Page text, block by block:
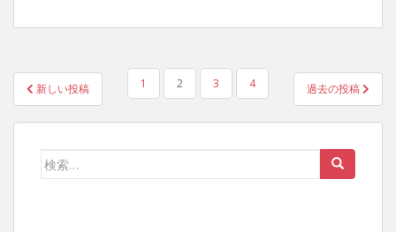
投
稿
の
新しい投稿 1 2 3 4 過去の投稿
検